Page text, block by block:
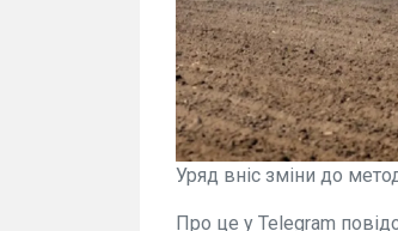
Уряд вніс зміни до
Про це у Telegram